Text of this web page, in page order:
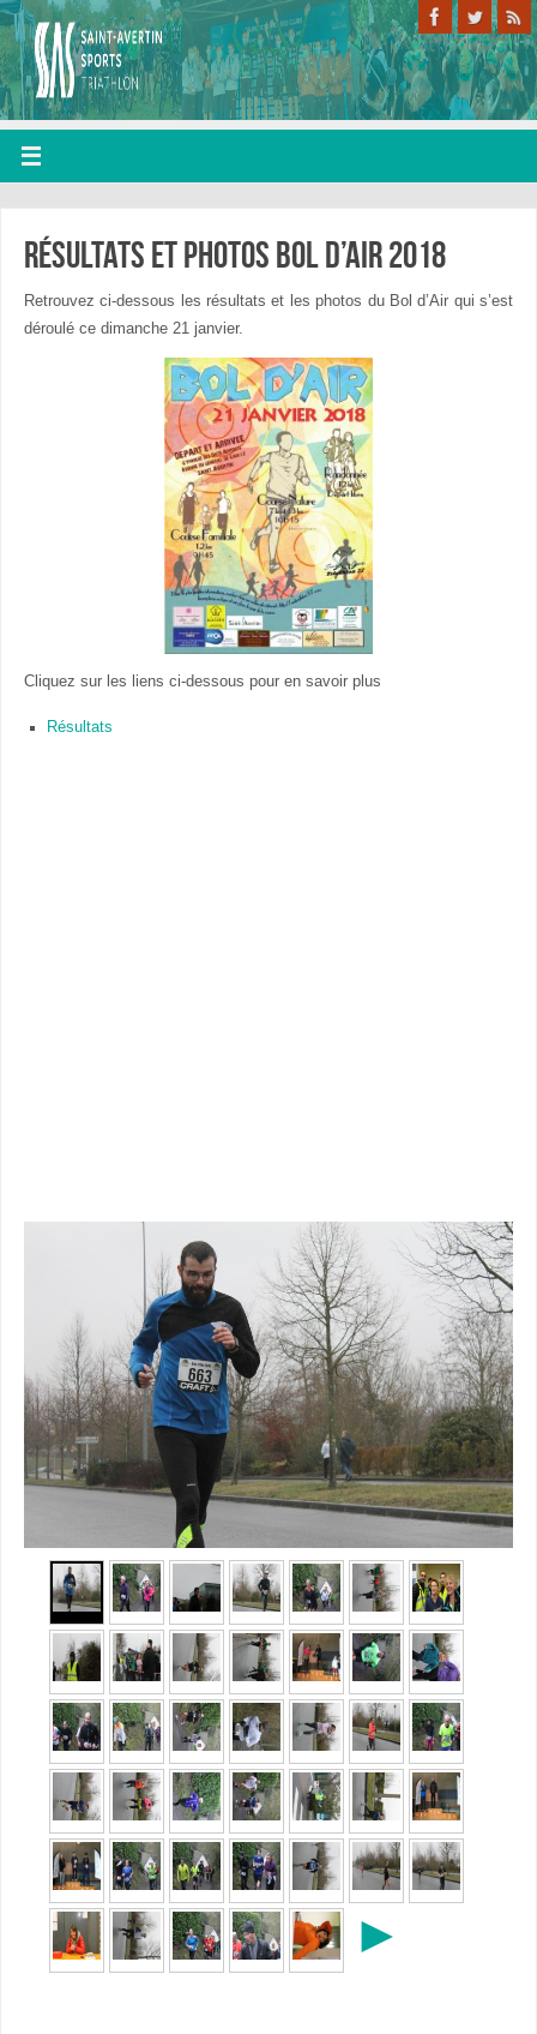
Résultats et photos bol d’air 2018
Retrouvez ci-dessous les résultats et les photos du Bol d’Air qui s’est
déroulé ce dimanche 21 janvier.
Cliquez sur les liens ci-dessous pour en savoir plus
Résultats
►